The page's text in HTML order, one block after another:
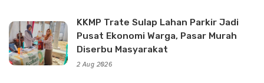
KKMP Trate Sulap Lahan Parkir Jadi
Pusat Ekonomi Warga, Pasar Murah
Diserbu Masyarakat
2 Aug 2026